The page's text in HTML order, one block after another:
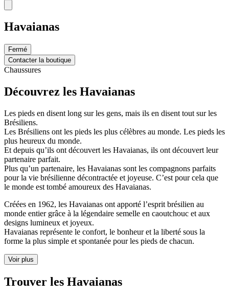
Havaianas
Fermé
Contacter la boutique
Chaussures
Découvrez les Havaianas
Les pieds en disent long sur les gens, mais ils en disent tout sur les
Brésiliens.
Les Brésiliens ont les pieds les plus célèbres au monde. Les pieds les
plus heureux du monde.
Et depuis qu’ils ont découvert les Havaianas, ils ont découvert leur
partenaire parfait.
Plus qu’un partenaire, les Havaianas sont les compagnons parfaits
pour la vie brésilienne décontractée et joyeuse. C’est pour cela que
le monde est tombé amoureux des Havaianas.
Créées en 1962, les Havaianas ont apporté l’esprit brésilien au
monde entier grâce à la légendaire semelle en caoutchouc et aux
designs lumineux et joyeux.
Havaianas représente le confort, le bonheur et la liberté sous la
forme la plus simple et spontanée pour les pieds de chacun.
Voir plus
Trouver les Havaianas